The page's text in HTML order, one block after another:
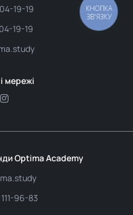
19-19
19-19
мережі
Optima Academy
96-83
КНОПКА
ЗВ'ЯЗКУ